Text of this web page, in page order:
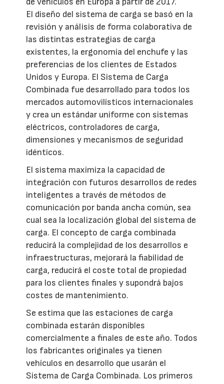
El diseño del sistema de carga se basó en la
revisión y análisis de forma colaborativa de
las distintas estrategias de carga
existentes, la ergonomía del enchufe y las
preferencias de los clientes de Estados
Unidos y Europa. El Sistema de Carga
Combinada fue desarrollado para todos los
mercados automovilísticos internacionales
y crea un estándar uniforme con sistemas
eléctricos, controladores de carga,
dimensiones y mecanismos de seguridad
idénticos.
El sistema maximiza la capacidad de
integración con futuros desarrollos de redes
inteligentes a través de métodos de
comunicación por banda ancha común, sea
cual sea la localización global del sistema de
carga. El concepto de carga combinada
reducirá la complejidad de los desarrollos e
infraestructuras, mejorará la fiabilidad de
carga, reducirá el coste total de propiedad
para los clientes finales y supondrá bajos
costes de mantenimiento.
Se estima que las estaciones de carga
combinada estarán disponibles
comercialmente a finales de este año. Todos
los fabricantes originales ya tienen
vehículos en desarrollo que usarán el
Sistema de Carga Combinada. Los primeros